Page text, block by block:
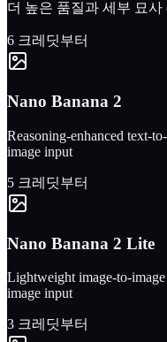
더 높은 품질과 세부 묘사
6 크레딧부터
Nano Banana 2
Reasoning-enhanced text-
image input
5 크레딧부터
Nano Banana 2 Lite
Lightweight image-to-
image input
3 크레딧부터